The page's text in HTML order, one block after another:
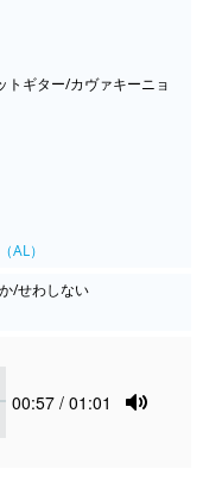
トギター/カヴァキーニョ
AL）
/せわしない
Current
00:57 / 01:01